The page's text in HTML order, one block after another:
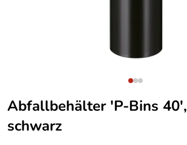
Abfallbehälter 'P-Bins 40',
schwarz